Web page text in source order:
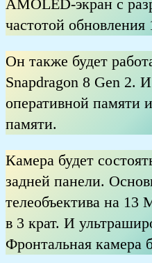
AMOLED-экран с
частотой обновления
Он также будет
Snapdragon 8 Gen 2.
оперативной памяти
памяти.
Камера будет
задней панели.
телеобъектива на
в 3 крат. И
Фронтальная камера